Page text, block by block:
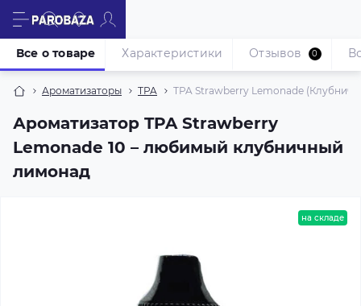
Ароматизаторы TPA TPA Strawberry Lemonade
Ароматизатор TPA Strawberry
Lemonade 10 – любимый клубничный
лимонад
Все о товаре Характеристики Отзывов 0
на складе